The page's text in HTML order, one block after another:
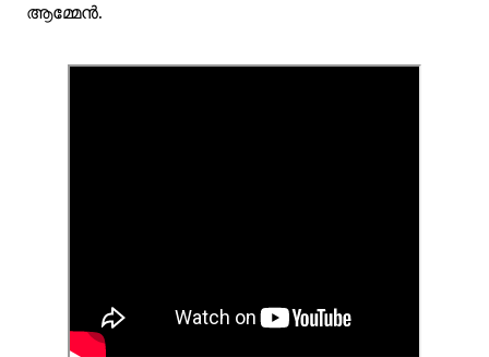
ആമ്മേന്‍.